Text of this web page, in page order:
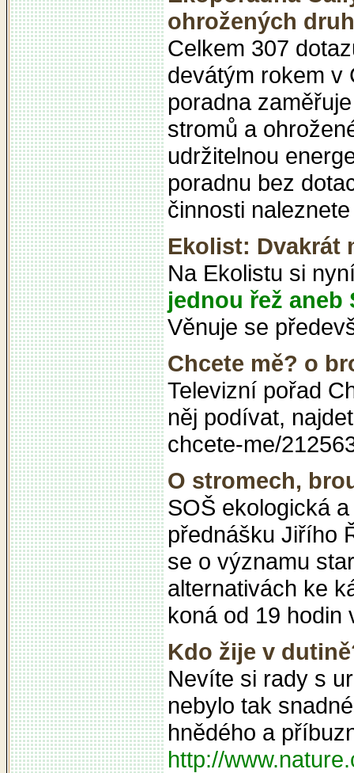
ohrožených
Celkem 307
devátým rokem v
poradna
stromů a
udržitelnou
poradnu bez
činnosti
Ekolist: Dvakrát
Na Ekolistu si
jednou řež
Věnuje se
Chcete mě? o
Televizní pořad
něj podívat,
chcete-me/
O stromech,
SOŠ ekologická
přednášku Jiřího
se o významu
alternativách ke
koná od 19 hodin
Kdo žije v
Nevíte si rady s
nebylo tak
hnědého a
http://